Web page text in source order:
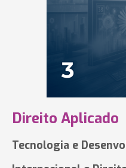
Direito Aplicado
Tecnologia e